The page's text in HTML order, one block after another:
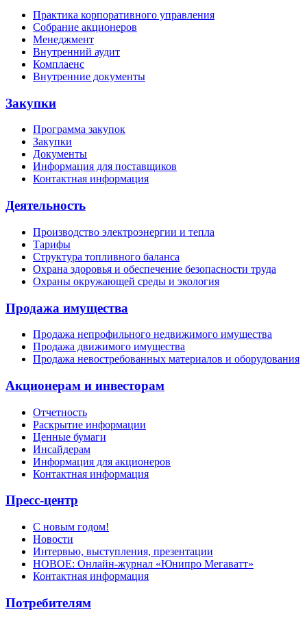
Практика корпоративного управления
Собрание акционеров
Менеджмент
Внутренний аудит
Комплаенс
Внутренние документы
Закупки
Программа закупок
Закупки
Документы
Информация для поставщиков
Контактная информация
Деятельность
Производство электроэнергии и тепла
Тарифы
Структура топливного баланса
Охрана здоровья и обеспечение безопасности труда
Охраны окружающей среды и экология
Продажа имущества
Продажа непрофильного недвижимого имущества
Продажа движимого имущества
Продажа невостребованных материалов и оборудования
Акционерам и инвесторам
Отчетность
Раскрытие информации
Ценные бумаги
Инсайдерам
Информация для акционеров
Контактная информация
Пресс-центр
С новым годом!
Новости
Интервью, выступления, презентации
НОВОЕ: Онлайн-журнал «Юнипро Мегаватт»
Контактная информация
Потребителям